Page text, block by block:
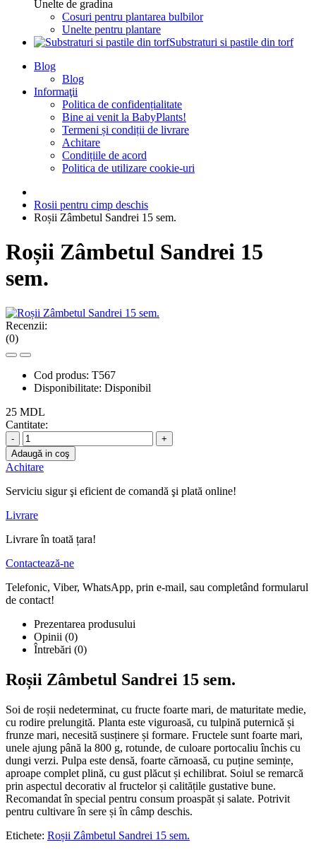
Unelte de gradina
Cosuri pentru plantarea bulbilor
Unelte pentru plantare
Substraturi si pastile din torf
Blog
Blog
Informaţii
Politica de confidențialitate
Bine ai venit la BabyPlants!
Termeni și condiții de livrare
Achitare
Condițiile de acord
Politica de utilizare cookie-uri
Rosii pentru cimp deschis
Roșii Zâmbetul Sandrei 15 sem.
Roșii Zâmbetul Sandrei 15
sem.
Recenzii:
(0)
Cod produs: T567
Disponibilitate: Disponibil
25 MDL
Cantitate:
-
+
Adaugă in coş
Achitare
Serviciu sigur şi eficient de comandă şi plată online!
Livrare
Livrare în toată țara!
Contactează-ne
Telefonic, Viber, WhatsApp, prin e-mail, sau completând formularul
de contact!
Prezentarea produsului
Opinii (0)
Întrebări (0)
Roșii Zâmbetul Sandrei 15 sem.
Soi de roșii nedeterminat, cu fructe foarte mari, de maturitate medie,
cu rodire prelungită. Planta este viguroasă, cu tulpină puternică și
frunze mari, necesită susținere și formare. Fructele sunt foarte mari,
unele ajung până la 800 g, rotunde, de culoare portocaliu închis cu
dungi verzi. Pulpa este densă, foarte cărnoasă, cu puține semințe,
aproape complet plină, cu gust plăcut și echilibrat. Soiul se remarcă
prin aspectul decorativ al fructelor și calitățile gustative bune.
Recomandat în special pentru consum proaspăt și salate. Potrivit
pentru cultivare în sere și în câmp deschis.
Etichete: Roșii Zâmbetul Sandrei 15 sem.